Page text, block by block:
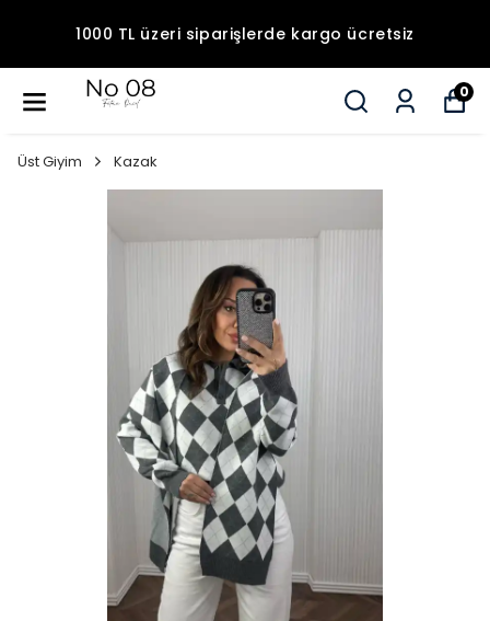
1000 TL üzeri siparişlerde kargo ücretsiz
0
Üst Giyim Kazak